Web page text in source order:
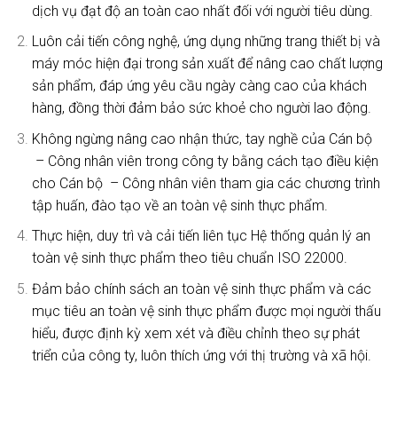
dịch vụ đạt độ an toàn cao nhất đối với người tiêu dùng.
Luôn cải tiến công nghệ, ứng dụng những trang thiết bị và
máy móc hiện đại trong sản xuất để nâng cao chất lượng
sản phẩm, đáp ứng yêu cầu ngày càng cao của khách
hàng, đồng thời đảm bảo sức khoẻ cho người lao động.
Không ngừng nâng cao nhận thức, tay nghề của Cán bộ
– Công nhân viên trong công ty bằng cách tạo điều kiện
cho Cán bộ – Công nhân viên tham gia các chương trình
tập huấn, đào tạo về an toàn vệ sinh thực phẩm.
Thực hiện, duy trì và cải tiến liên tục Hệ thống quản lý an
toàn vệ sinh thực phẩm theo tiêu chuẩn ISO 22000.
Đảm bảo chính sách an toàn vệ sinh thực phẩm và các
mục tiêu an toàn vệ sinh thực phẩm được mọi người thấu
hiểu, được định kỳ xem xét và điều chỉnh theo sự phát
triển của công ty, luôn thích ứng với thị trường và xã hội.